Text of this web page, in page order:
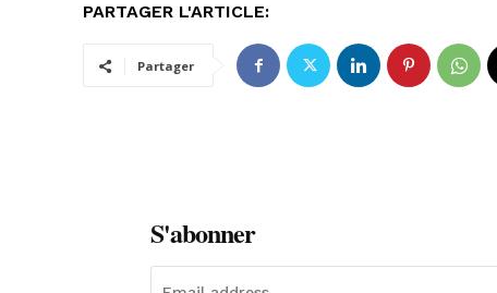
PARTAGER L'ARTICLE:
Partager
S'abonner